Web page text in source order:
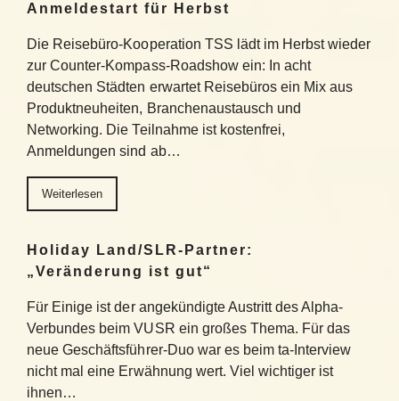
Anmeldestart für Herbst
Die Reisebüro-Kooperation TSS lädt im Herbst wieder
zur Counter-Kompass-Roadshow ein: In acht
deutschen Städten erwartet Reisebüros ein Mix aus
Produktneuheiten, Branchenaustausch und
Networking. Die Teilnahme ist kostenfrei,
Anmeldungen sind ab…
Weiterlesen
Holiday Land/SLR-Partner:
„Veränderung ist gut“
Für Einige ist der angekündigte Austritt des Alpha-
Verbundes beim VUSR ein großes Thema. Für das
neue Geschäftsführer-Duo war es beim ta-Interview
nicht mal eine Erwähnung wert. Viel wichtiger ist
ihnen…